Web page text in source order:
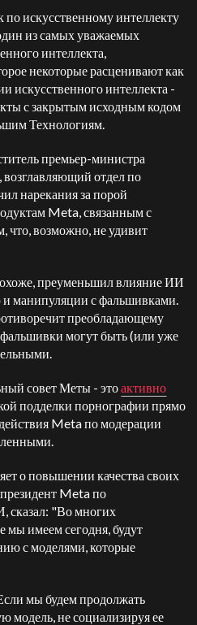
искусственному интеллекту
из самых уважаемых
интеллекта,
некоторые расценивают как
искусственного интеллекта -
с закрытым исходным кодом
Технологиям.
премьер-министра
отдел по
нарекания за порой
Meta, связанным с
что, возможно, не удивит
преуменьшил влияние ИИ
манипуляции с фальшивками.
преобладающему
могут быть (или уже
совет Меты - этоактивно
подделки порнографии прямо
Meta по модерации
о повышении качества своих
Meta по
сказал: "Во многих
мы имеем сегодня, будут
с моделями, которые
мы будем продолжать
не социализируя ее